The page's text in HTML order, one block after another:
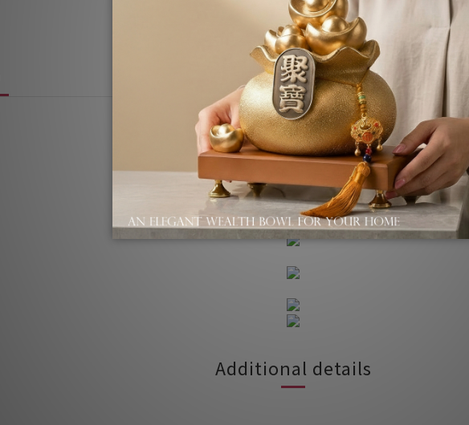
Shipping & Payment
Description
Additional details